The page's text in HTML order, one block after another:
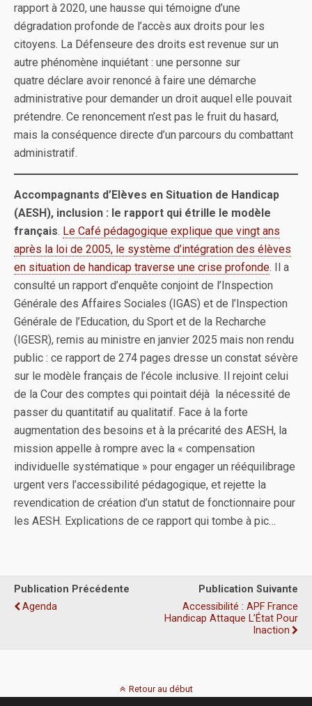
rapport à 2020, une hausse qui témoigne d’une
dégradation profonde de l’accès aux droits pour les
citoyens. La Défenseure des droits est revenue sur un
autre phénomène inquiétant : une personne sur
quatre déclare avoir renoncé à faire une démarche
administrative pour demander un droit auquel elle pouvait
prétendre. Ce renoncement n’est pas le fruit du hasard,
mais la conséquence directe d’un parcours du combattant
administratif.
Accompagnants d’Elèves en Situation de Handicap
(AESH), inclusion : le rapport qui étrille le modèle
français. Le Café pédagogique explique que vingt ans
après la loi de 2005, le système d’intégration des élèves
en situation de handicap traverse une crise profonde. Il a
consulté un rapport d’enquête conjoint de l’Inspection
Générale des Affaires Sociales (IGAS) et de l’Inspection
Générale de l’Education, du Sport et de la Recharche
(IGESR), remis au ministre en janvier 2025 mais non rendu
public : ce rapport de 274 pages dresse un constat sévère
sur le modèle français de l’école inclusive. Il rejoint celui
de la Cour des comptes qui pointait déjà la nécessité de
passer du quantitatif au qualitatif. Face à la forte
augmentation des besoins et à la précarité des AESH, la
mission appelle à rompre avec la « compensation
individuelle systématique » pour engager un rééquilibrage
urgent vers l’accessibilité pédagogique, et rejette la
revendication de création d’un statut de fonctionnaire pour
les AESH. Explications de ce rapport qui tombe à pic…
Publication Précédente
Agenda
Publication Suivante
Accessibilité : APF France
Handicap Attaque L’État Pour
Inaction
Retour au début